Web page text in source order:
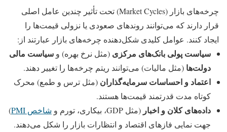
چرخه‌های بازار (Market Cycles) تحت تأثیر چندین عامل اصلی
قرار دارند که می‌توانند روندهای صعودی یا نزولی قیمت‌ها را
ایجاد کنند. عوامل کلیدی شکل‌دهنده چرخه‌های بازار عبارتند از:
سیاست پولی بانک‌های مرکزی (مثل نرخ بهره) و سیاست مالی
دولت‌ها (مثل مالیات) می‌توانند ریتم چرخه‌ها را تغییر دهند.
اعتماد و احساسات سرمایه‌گذاران (مثل ترس و طمع) محرک
کوتاه‌ مدت قدرتمند قیمت‌ها هستند.
داده‌های کلان و اخبار (مثل GDP، بیکاری، تورم و شاخص PMI
)
جهت‌ نمایی فازهای اقتصاد و انتظارات بازار را شکل می‌دهند.